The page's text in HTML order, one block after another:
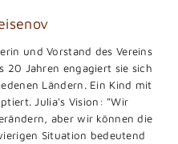
und Vorstand des Vereins
20 Jahren engagiert sie sich
Ländern. Ein Kind mit
Julia's Vision: "Wir
aber wir können die
Situation bedeutend